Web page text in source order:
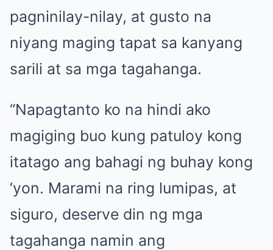
pagninilay-nilay, at gusto na
niyang maging tapat sa kanyang
sarili at sa mga tagahanga.
“Napagtanto ko na hindi ako
magiging buo kung patuloy kong
itatago ang bahagi ng buhay kong
‘yon. Marami na ring lumipas, at
siguro, deserve din ng mga
tagahanga namin ang